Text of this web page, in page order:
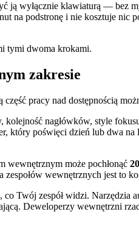
ją wyłącznie klawiaturą — bez
na podstronę i nie kosztuje nic
tymi dwoma krokami.
zakresie
pracy nad dostępnością
nagłówków, style
który poświęci dzień lub dwa na
wewnętrznym może pochłonąć
wewnętrznych jest to
co Twój zespół widzi.
Deweloperzy wewnętrzni